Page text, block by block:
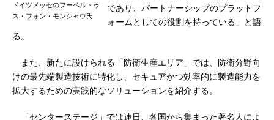
ドイツメッセのフーベルトゥ
ス・フォン・モンシャウ氏
であり、パートナーシップのプラットフ
ォームとしての役割を持っている」と語
る。
また、新たに設けられる「防衛生産エリア」では、防衛分野向
けの最先端製造技術に特化し、セキュアかつ効率的に製造能力を
拡大するための実践的なソリューションを紹介する。
「センターステージ」では連日、各国から集まった著名人によ